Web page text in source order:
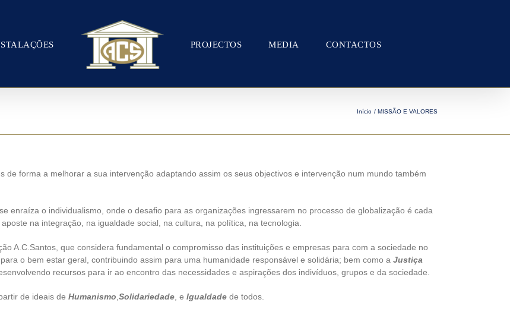
PROJECTOS MEDIA CONTACTOS
Início MISSÃO E VALORES
de forma a melhorar a sua intervenção adaptando assim os seus objectivos e intervenção num mundo também
enraíza o individualismo, onde o desafio para as organizações ingressarem no processo de globalização é cada
na integração, na igualdade social, na cultura, na política, na tecnologia.
A.C.Santos, que considera fundamental o compromisso das instituições e empresas para com a sociedade no
o bem estar geral, contribuindo assim para uma humanidade responsável e solidária; bem como a Justiça
recursos para ir ao encontro das necessidades e aspirações dos indivíduos, grupos e da sociedade.
de ideais de Humanismo Solidariedade , e Igualdade de todos.